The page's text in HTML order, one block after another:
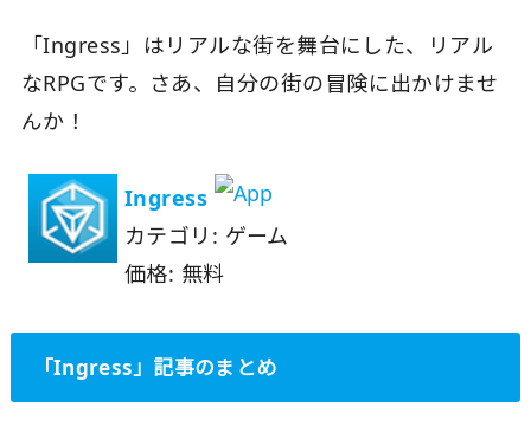
「Ingress」はリアルな街を舞台にした、リアル
なRPGです。さあ、自分の街の冒険に出かけませ
んか！
Ingress
カテゴリ: ゲーム
価格: 無料
「Ingress」記事のまとめ